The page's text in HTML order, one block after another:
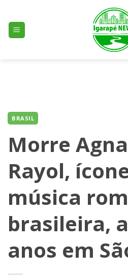
content
BRASIL
Morre
Rayol,
música
brasileira,
anos em